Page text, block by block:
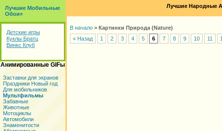
Лучшие Мобильные
Обои»
Детские игры
Куклы Братц
Винкс Клуб
Анимированные GIFы
Заставки для экранов
Праздники Новый год
Для мобильников
Мультфильмы
Забавные
Животные
Мотоциклы
Автомобили
Знаменитости
Лучшие Народные
В начало > Картинки Природа (Nature)
« Назад
1 2 3 4 5 6 7 8 9 10 11